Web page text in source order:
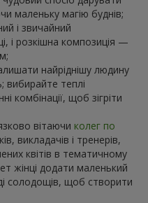
маленьку магію буднів;
і звичайний
і розкішна композиція —
найріднішу людину
вибирайте теплі
комбінації, щоб зігріти
вітаючи колег по
викладачів і тренерів,
квітів в тематичному
жінці додати маленький
солодощів, щоб створити